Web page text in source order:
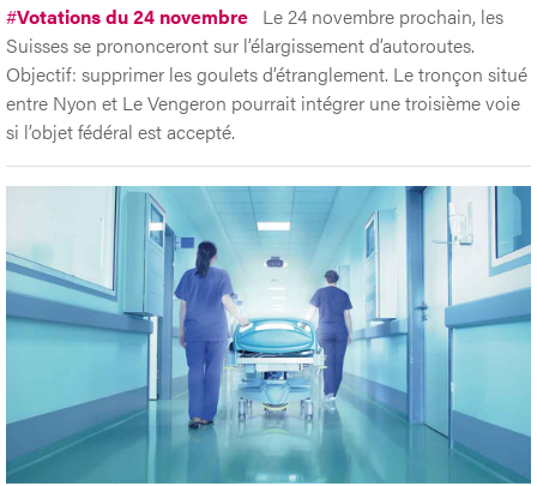
#Votations du 24 novembre Le 24 novembre prochain, les
Suisses se prononceront sur l’élargissement d’autoroutes.
Objectif: supprimer les goulets d’étranglement. Le tronçon situé
entre Nyon et Le Vengeron pourrait intégrer une troisième voie
si l’objet fédéral est accepté.